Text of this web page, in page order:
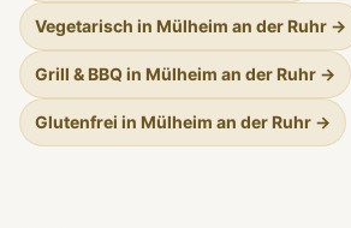
Vegetarisch in Mülheim an der Ruhr →
Grill & BBQ in Mülheim an der Ruhr →
Glutenfrei in Mülheim an der Ruhr →